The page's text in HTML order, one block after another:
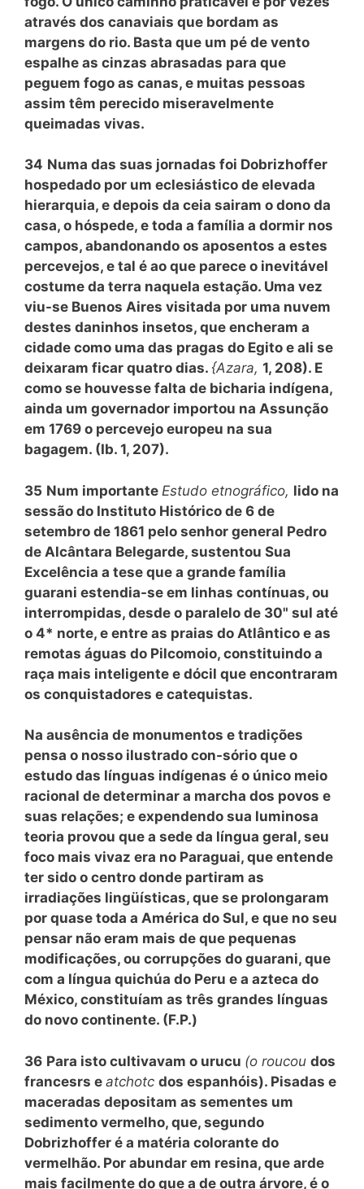
através dos canaviais que bordam as
margens do rio. Basta que um pé de vento
espalhe as cinzas abrasadas para que
peguem fogo as canas, e muitas pessoas
assim têm perecido miseravelmente
queimadas vivas.
34 Numa das suas jornadas foi Dobrizhoffer
hospedado por um eclesiástico de elevada
hierarquia, e depois da ceia sairam o dono da
casa, o hóspede, e toda a família a dormir nos
campos, abandonando os aposentos a estes
percevejos, e tal é ao que parece o inevitável
costume da terra naquela estação. Uma vez
viu-se Buenos Aires visitada por uma nuvem
destes daninhos insetos, que encheram a
cidade como uma das pragas do Egito e ali se
deixaram ficar quatro dias. {Azara, 1, 208). E
como se houvesse falta de bicharia indígena,
ainda um governador importou na Assunção
em 1769 o percevejo europeu na sua
bagagem. (Ib. 1, 207).
35 Num importante Estudo etnográfico, lido na
sessão do Instituto Histórico de 6 de
setembro de 1861 pelo senhor general Pedro
de Alcântara Belegarde, sustentou Sua
Excelência a tese que a grande família
guarani estendia-se em linhas contínuas, ou
interrompidas, desde o paralelo de 30" sul até
o 4* norte, e entre as praias do Atlântico e as
remotas águas do Pilcomoio, constituindo a
raça mais inteligente e dócil que encontraram
os conquistadores e catequistas.
Na ausência de monumentos e tradições
pensa o nosso ilustrado con-sório que o
estudo das línguas indígenas é o único meio
racional de determinar a marcha dos povos e
suas relações; e expendendo sua luminosa
teoria provou que a sede da língua geral, seu
foco mais vivaz era no Paraguai, que entende
ter sido o centro donde partiram as
irradiações lingüísticas, que se prolongaram
por quase toda a América do Sul, e que no seu
pensar não eram mais de que pequenas
modificações, ou corrupções do guarani, que
com a língua quichúa do Peru e a azteca do
México, constituíam as três grandes línguas
do novo continente. (F.P.)
36 Para isto cultivavam o urucu (o roucou dos
francesrs e atchotc dos espanhóis). Pisadas e
maceradas depositam as sementes um
sedimento vermelho, que, segundo
Dobrizhoffer é a matéria colorante do
vermelhão. Por abundar em resina, que arde
mais facilmente do que a de outra árvore, é o